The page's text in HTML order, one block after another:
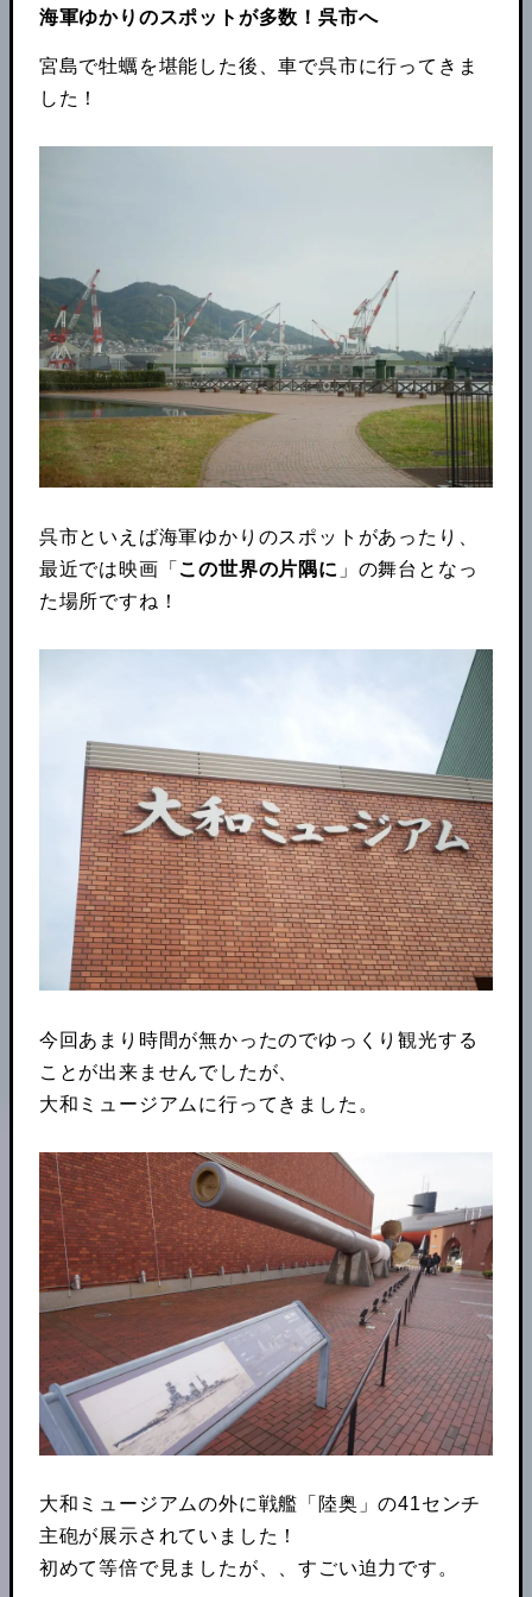
海軍ゆかりのスポットが多数！呉市へ
宮島で牡蠣を堪能した後、車で呉市に行ってきま
した！
呉市といえば海軍ゆかりのスポットがあったり、
最近では映画「 この世界の片隅に 」の舞台となっ
た場所ですね！
今回あまり時間が無かったのでゆっくり観光する
ことが出来ませんでしたが、
大和ミュージアムに行ってきました。
大和ミュージアムの外に戦艦「陸奥」の41センチ
主砲が展示されていました！
初めて等倍で見ましたが、、すごい迫力です。